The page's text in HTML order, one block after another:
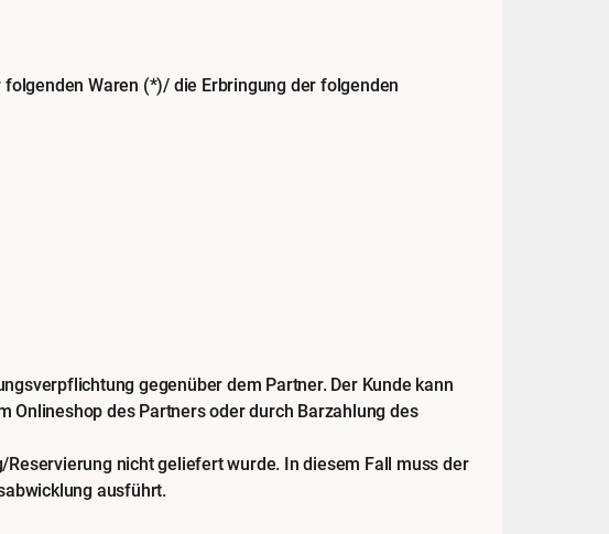
Waren (*)/ die Erbringung der folgenden
gegenüber dem Partner. Der Kunde kann
des Partners oder durch Barzahlung des
nicht geliefert wurde. In diesem Fall muss der
ausführt.